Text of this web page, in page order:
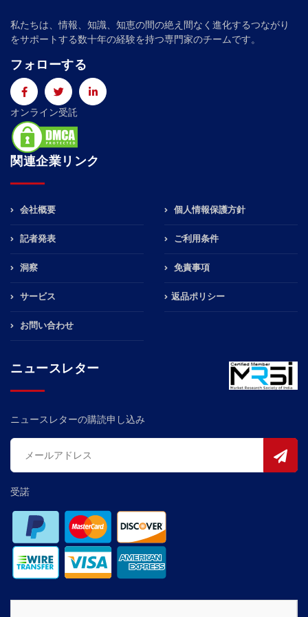
私たちは、情報、知識、知恵の間の絶え間なく進化するつながり
をサポートする数十年の経験を持つ専門家のチームです。
フォローする
オンライン受託
関連企業リンク
会社概要
記者発表
洞察
サービス
お問い合わせ
個人情報保護方針
ご利用条件
免責事項
返品ポリシー
ニュースレター
ニュースレターの購読申し込み
受諾